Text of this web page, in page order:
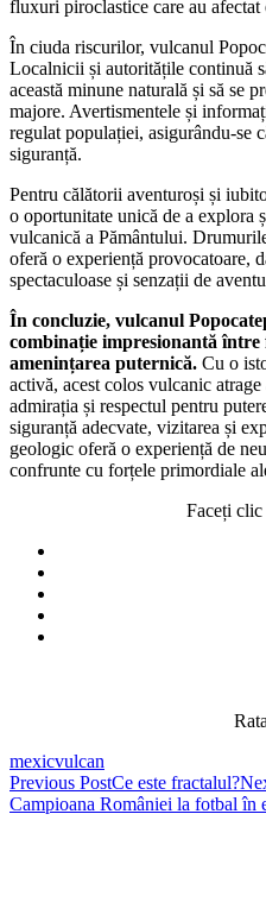
fluxuri piroclastice care au afectat
În ciuda riscurilor, vulcanul
Localnicii și autoritățile continuă
această minune naturală și să se
majore. Avertismentele și
regulat populației, asigurându-se
siguranță.
Pentru călătorii aventuroși și
o oportunitate unică de a explora
vulcanică a Pământului.
oferă o experiență provocatoare,
spectaculoase și senzații de
În concluzie, vulcanul
combinație impresionantă
amenințarea puternică. Cu o
activă, acest colos vulcanic
admirația și respectul pentru
siguranță adecvate, vizitarea și
geologic oferă o experiență de
confrunte cu forțele primordiale
Faceți clic
mexicvulcan
Post
navigation
Previous PostCe este fractalul?
Campioana României la fotbal în